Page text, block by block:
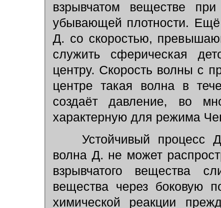
взрывчатом веществе
убывающей плотности.
Д. со скоростью,
служить сферическая
центру. Скорость волны с
центре такая волна в
создаёт давление, во
характерную для режима
Устойчивый процесс
волна Д. не может
взрывчатого вещества
вещества через боковую
химической реакции